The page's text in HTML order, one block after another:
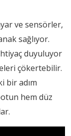
ve sensörler,
sağlıyor.
duyuluyor
çökertebilir.
bir adım
hem düz